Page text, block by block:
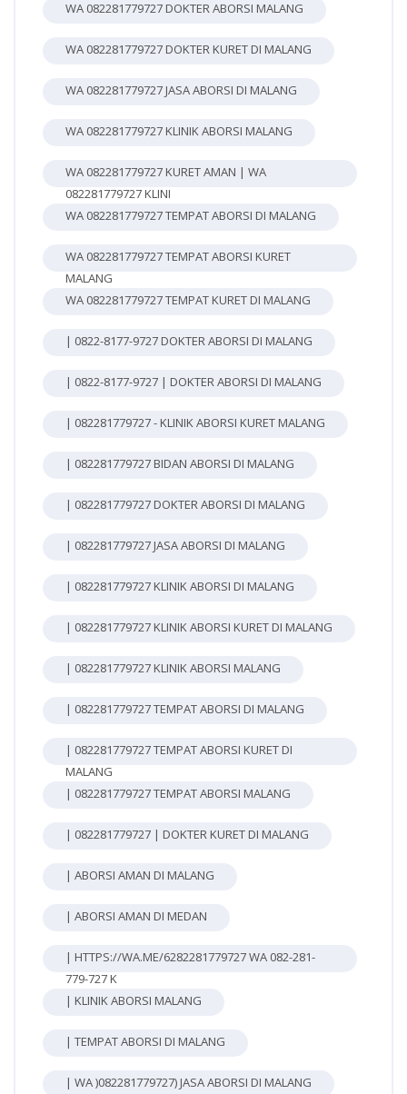
WA 082281779727 DOKTER ABORSI MALANG
WA 082281779727 DOKTER KURET DI MALANG
WA 082281779727 JASA ABORSI DI MALANG
WA 082281779727 KLINIK ABORSI MALANG
WA 082281779727 KURET AMAN | WA
082281779727 KLINI
WA 082281779727 TEMPAT ABORSI DI MALANG
WA 082281779727 TEMPAT ABORSI KURET
MALANG
WA 082281779727 TEMPAT KURET DI MALANG
| 0822-8177-9727 DOKTER ABORSI DI MALANG
| 0822-8177-9727 | DOKTER ABORSI DI MALANG
| 082281779727 - KLINIK ABORSI KURET MALANG
| 082281779727 BIDAN ABORSI DI MALANG
| 082281779727 DOKTER ABORSI DI MALANG
| 082281779727 JASA ABORSI DI MALANG
| 082281779727 KLINIK ABORSI DI MALANG
| 082281779727 KLINIK ABORSI KURET DI MALANG
| 082281779727 KLINIK ABORSI MALANG
| 082281779727 TEMPAT ABORSI DI MALANG
| 082281779727 TEMPAT ABORSI KURET DI
MALANG
| 082281779727 TEMPAT ABORSI MALANG
| 082281779727 | DOKTER KURET DI MALANG
| ABORSI AMAN DI MALANG
| ABORSI AMAN DI MEDAN
| HTTPS://WA.ME/6282281779727 WA 082-281-
779-727 K
| KLINIK ABORSI MALANG
| TEMPAT ABORSI DI MALANG
| WA )082281779727) JASA ABORSI DI MALANG